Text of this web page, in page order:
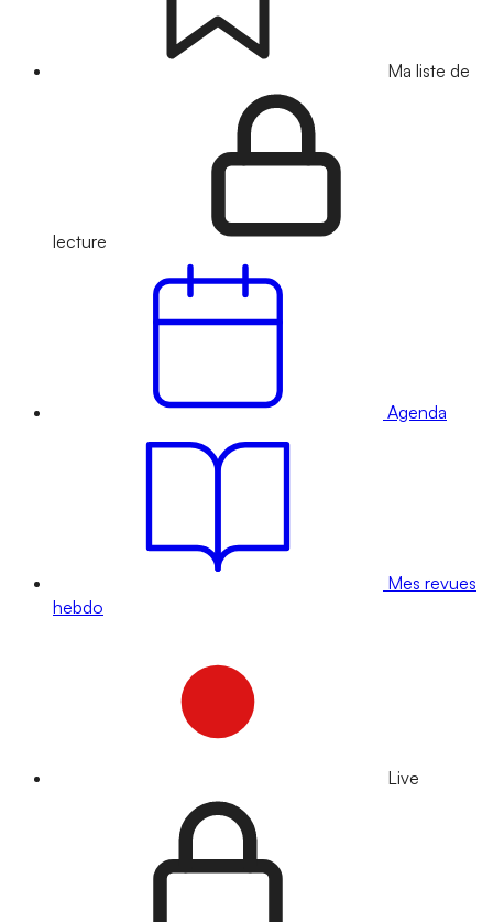
Ma liste de
lecture
Agenda
Mes revues
hebdo
Live